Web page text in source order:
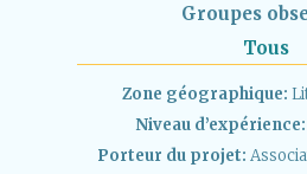
Groupes
Tous
Zone géographique:
Niveau d’expérience:
Porteur du projet: